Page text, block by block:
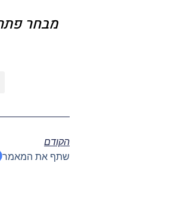
מבחר
הקודם
שתף את המאמר